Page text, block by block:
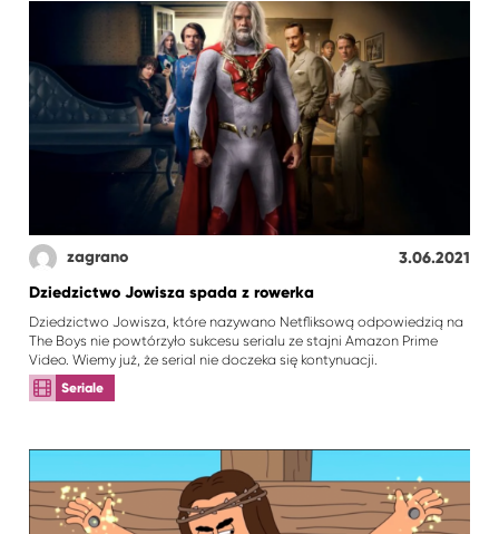
zagrano
3.06.2021
Dziedzictwo Jowisza spada z rowerka
Dziedzictwo Jowisza, które nazywano Netfliksową odpowiedzią na
The Boys nie powtórzyło sukcesu serialu ze stajni Amazon Prime
Video. Wiemy już, że serial nie doczeka się kontynuacji.
Seriale